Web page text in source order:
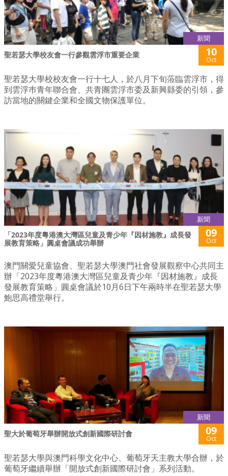
新聞
聖若瑟大學校友會一行參觀雲浮市重要企業 10
Oct
聖若瑟大學校校友會一行十七人，於八月下旬蒞臨雲浮市，得
到雲浮巿青年聯合會、共青團雲浮市委及新興縣委的引領，參
訪當地的關鍵企業和全國文物保護單位。
新聞
「2023年度粵港澳大灣區兒童及青少年『因材施教』成長發
展教育策略」圓桌會議成功舉辦
09
Oct
澳門關愛兒童協會、聖若瑟大學澳門社會發展觀察中心共同主
辦「2023年度粵港澳大灣區兒童及青少年『因材施教』成長
發展教育策略」圓桌會議於10月6日下午兩時半在聖若瑟大學
鮑思高禮堂舉行。
新聞
聖大於葡萄牙舉辦開放式創新國際研討會 09
Oct
聖若瑟大學與澳門科學文化中心、葡萄牙天主教大學合辦，於
葡萄牙繼續舉辦「開放式創新國際研討會」系列活動。